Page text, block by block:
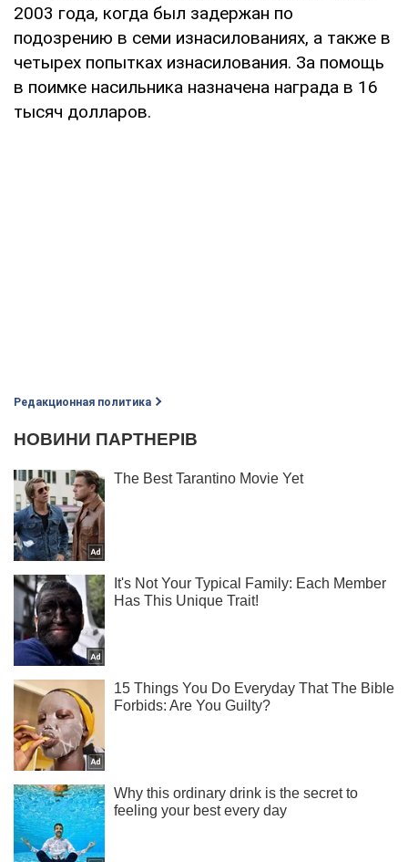
2003 года, когда был задержан по
подозрению в семи изнасилованиях, а также в
четырех попытках изнасилования. За помощь
в поимке насильника назначена награда в 16
тысяч долларов.
Редакционная политика